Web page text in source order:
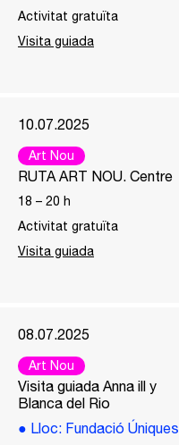
Activitat gratuïta
Visita guiada
10.07.2025
Art Nou
RUTA ART NOU. Centre
18 – 20 h
Activitat gratuïta
Visita guiada
08.07.2025
Art Nou
Visita guiada Anna ill y
Blanca del Rio
● Lloc: Fundació Úniques